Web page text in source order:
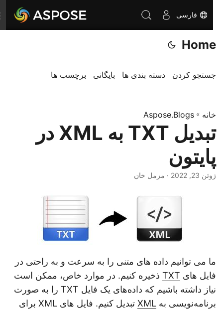
فارسی
Home
جستجو کردن دسته بندی ها بایگانی برچسب ها
خانه»
Aspose.Blogs
تبدیل TXT به XML در
پایتون
ژوئن 23, 2022 · مزمل خان
ما می توانیم داده های متنی را به سرعت و به راحتی در
فایل هایTXTذخیره کنیم. در موارد خاص، ممکن است
نیاز داشته باشیم که داده‌های یک فایل TXT را به صورت
برنامه‌نویسی بهXML
تبدیل کنیم. فایل های XML برای